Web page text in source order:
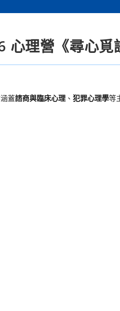
理營《尋心覓
蓋諮商與臨床心理 、 犯罪心理學等